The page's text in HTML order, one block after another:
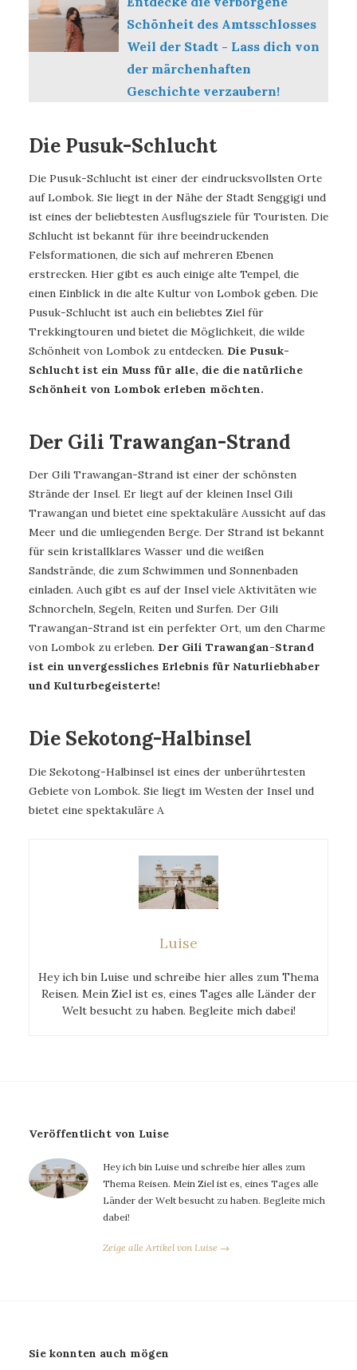
Schönheit des Amtsschlosses
Weil der Stadt - Lass dich von
der märchenhaften
Geschichte verzaubern!
Die Pusuk-Schlucht
Die Pusuk-Schlucht ist einer der eindrucksvollsten Orte
auf Lombok. Sie liegt in der Nähe der Stadt Senggigi und
ist eines der beliebtesten Ausflugsziele für Touristen. Die
Schlucht ist bekannt für ihre beeindruckenden
Felsformationen, die sich auf mehreren Ebenen
erstrecken. Hier gibt es auch einige alte Tempel, die
einen Einblick in die alte Kultur von Lombok geben. Die
Pusuk-Schlucht ist auch ein beliebtes Ziel für
Trekkingtouren und bietet die Möglichkeit, die wilde
Schönheit von Lombok zu entdecken. Die Pusuk-
Schlucht ist ein Muss für alle, die die natürliche
Schönheit von Lombok erleben möchten.
Der Gili Trawangan-Strand
Der Gili Trawangan-Strand ist einer der schönsten
Strände der Insel. Er liegt auf der kleinen Insel Gili
Trawangan und bietet eine spektakuläre Aussicht auf das
Meer und die umliegenden Berge. Der Strand ist bekannt
für sein kristallklares Wasser und die weißen
Sandstrände, die zum Schwimmen und Sonnenbaden
einladen. Auch gibt es auf der Insel viele Aktivitäten wie
Schnorcheln, Segeln, Reiten und Surfen. Der Gili
Trawangan-Strand ist ein perfekter Ort, um den Charme
von Lombok zu erleben. Der Gili Trawangan-Strand
ist ein unvergessliches Erlebnis für Naturliebhaber
und Kulturbegeisterte!
Die Sekotong-Halbinsel
Die Sekotong-Halbinsel ist eines der unberührtesten
Gebiete von Lombok. Sie liegt im Westen der Insel und
bietet eine spektakuläre A
Luise
Hey ich bin Luise und schreibe hier alles zum Thema
Reisen. Mein Ziel ist es, eines Tages alle Länder der
Welt besucht zu haben. Begleite mich dabei!
Veröffentlicht von Luise
Hey ich bin Luise und schreibe hier alles zum
Thema Reisen. Mein Ziel ist es, eines Tages alle
Länder der Welt besucht zu haben. Begleite mich
dabei!
Zeige alle Artikel von Luise →
Sie konnten auch mögen